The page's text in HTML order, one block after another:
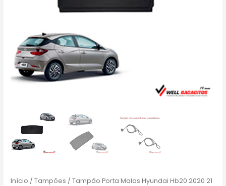
Início /Tampões / Tampão Porta Malas Hyundai Hb20 2020 21